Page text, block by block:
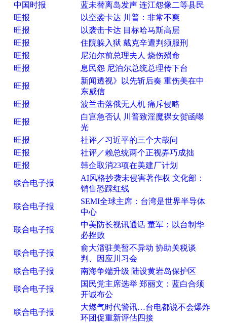
中国时报
蓝未替离岛发声 连江怨像二等县民
旺报
以空袭卡达 川普：非常不爽
旺报
以袭击卡达 目标哈马斯高层
旺报
住院躲入狱 戴克辛遭判须服刑
旺报
尼泊尔前总理夫人 烧伤殒命
旺报
息民怨 尼泊尔总统总理传下台
旺报
新闻透视》以先斩后奏 重伤美在中
东威信
旺报
波兰击落俄无人机 痛斥侵略
旺报
白宫急否认 川普致淫魔裸女贺函曝
光
旺报
社评／习近平的三个大哉问
旺报
社评／赖总统两个正视弄巧成拙
旺报
韩企取消23项在美建厂计划
联合电子报
AI风格抄袭未侵害著作权 文化部：
销售恐踩红线
联合电子报
SEMI全球主席：台湾是世界半导体
中心
联合电子报
中美防长视讯通话 董军：以台制华
必挫败
联合电子报
俞大㵢驻美暂不异动 协助关税谈
判、因应川习会
联合电子报
南海争端升级 陆设黄岩岛保护区
联合电子报
国民党主席选举 郑丽文：蓝白合须
开诚布公
联合电子报
大燃气时代警讯…台电都说不会爆炸
环团促重新评估四接